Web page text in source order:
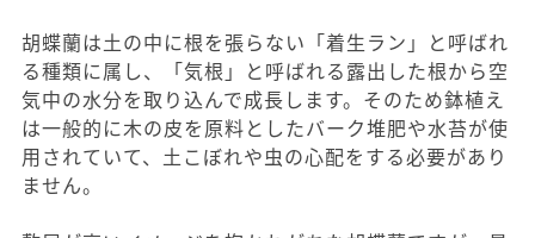
胡蝶蘭は土の中に根を張らない「着生ラン」と呼ばれ
る種類に属し、「気根」と呼ばれる露出した根から空
気中の水分を取り込んで成長します。そのため鉢植え
は一般的に木の皮を原料としたバーク堆肥や水苔が使
用されていて、土こぼれや虫の心配をする必要があり
ません。